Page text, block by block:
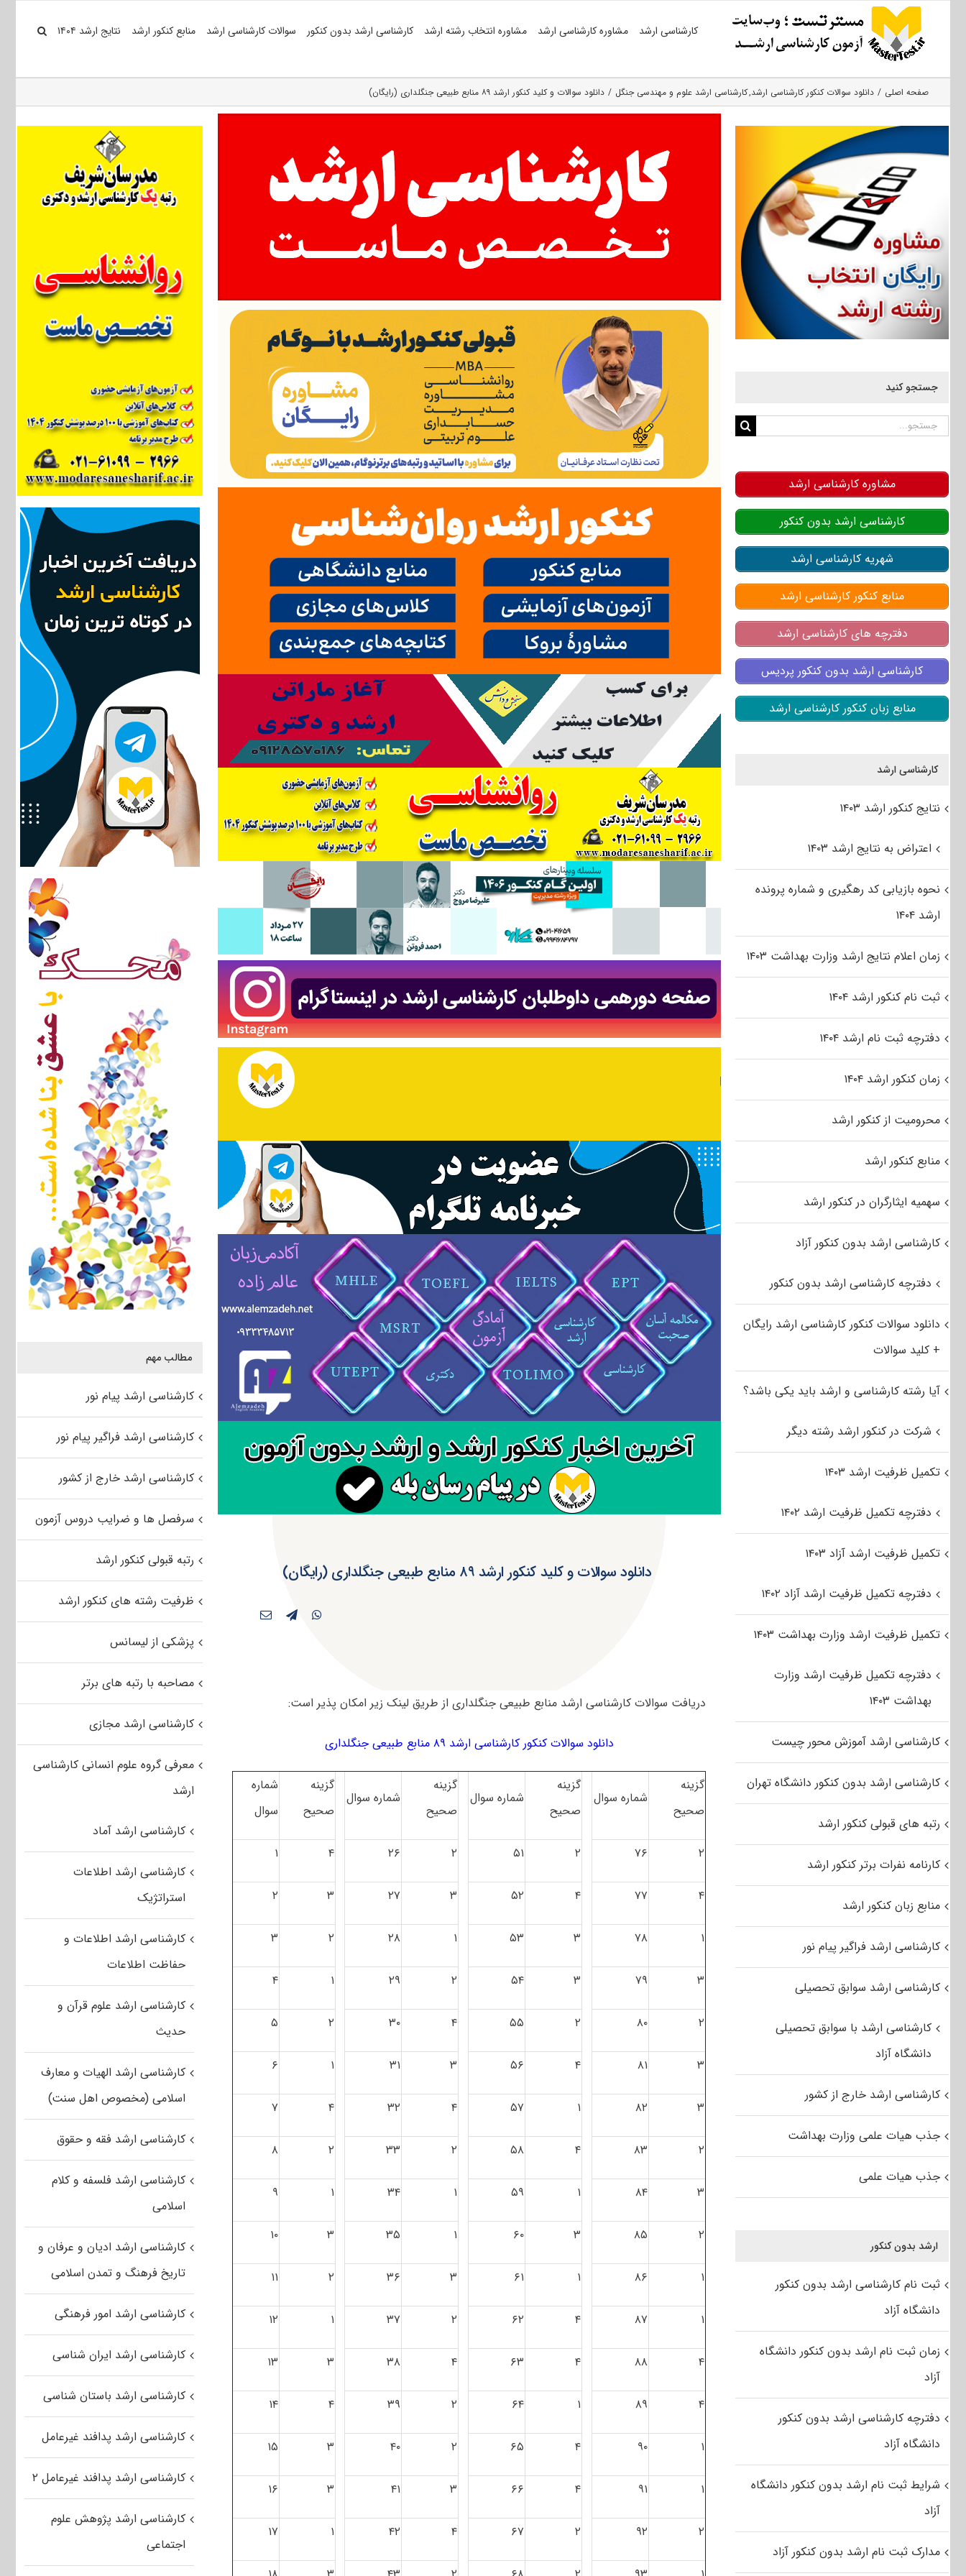
کارشناسی ارشد مشاوره کارشناسی ارشد مشاوره انتخاب رشته ارشد کارشناسی ارشد بدون کنکور سوالات کارشناسی ارشد منابع کنکور ارشد نتایج ارشد ۱۴۰۴
صفحه اصلی دانلود سوالات کنکور کارشناسی ارشد کارشناسی ارشد علوم و مهندسی جنگل دانلود سوالات و کلید کنکور ارشد ۸۹ منابع طبیعی جنگلداری (رایگان)
دانلود سوالات و کلید کنکور ارشد ۸۹ منابع طبیعی جنگلداری (رایگان)
دریافت سوالات کارشناسی ارشد منابع طبیعی جنگلداری از طریق لینک زیر امکان پذیر است:
دانلود سوالات کنکور کارشناسی ارشد ۸۹ منابع طبیعی جنگلداری
گزینه
صحیح
شماره سوال
گزینه
صحیح
شماره سوال
گزینه
صحیح
شماره سوال
گزینه
صحیح
شماره
سوال
۲ ۷۶ ۲ ۵۱ ۲ ۲۶ ۴ ۱
۴ ۷۷ ۴ ۵۲ ۳ ۲۷ ۳ ۲
۱ ۷۸ ۳ ۵۳ ۱ ۲۸ ۲ ۳
۳ ۷۹ ۳ ۵۴ ۲ ۲۹ ۱ ۴
۲ ۸۰ ۲ ۵۵ ۴ ۳۰ ۲ ۵
۳ ۸۱ ۴ ۵۶ ۳ ۳۱ ۱ ۶
۳ ۸۲ ۱ ۵۷ ۴ ۳۲ ۴ ۷
۲ ۸۳ ۴ ۵۸ ۲ ۳۳ ۲ ۸
۳ ۸۴ ۱ ۵۹ ۱ ۳۴ ۱ ۹
۲ ۸۵ ۳ ۶۰ ۱ ۳۵ ۳ ۱۰
۱ ۸۶ ۱ ۶۱ ۳ ۳۶ ۲ ۱۱
۱ ۸۷ ۴ ۶۲ ۲ ۳۷ ۱ ۱۲
۴ ۸۸ ۴ ۶۳ ۴ ۳۸ ۳ ۱۳
۴ ۸۹ ۱ ۶۴ ۲ ۳۹ ۴ ۱۴
۱ ۹۰ ۴ ۶۵ ۲ ۴۰ ۳ ۱۵
۱ ۹۱ ۴ ۶۶ ۳ ۴۱ ۳ ۱۶
۲ ۹۲ ۲ ۶۷ ۴ ۴۲ ۱ ۱۷
مطالب مهم
کارشناسی ارشد پیام نور
کارشناسی ارشد فراگیر پیام نور
کارشناسی ارشد خارج از کشور
سرفصل ها و ضرایب دروس آزمون
رتبه قبولی کنکور ارشد
ظرفیت رشته های کنکور ارشد
پزشکی از لیسانس
مصاحبه با رتبه های برتر
کارشناسی ارشد مجازی
معرفی گروه علوم انسانی کارشناسی
ارشد
کارشناسی ارشد آماد
کارشناسی ارشد اطلاعات
استراتژیک
کارشناسی ارشد اطلاعات و
حفاظت اطلاعات
کارشناسی ارشد علوم قرآن و
حدیث
کارشناسی ارشد الهیات و معارف
اسلامی (مخصوص اهل سنت)
کارشناسی ارشد فقه و حقوق
کارشناسی ارشد فلسفه و کلام
اسلامی
کارشناسی ارشد ادیان و عرفان و
تاریخ فرهنگ و تمدن اسلامی
کارشناسی ارشد امور فرهنگی
کارشناسی ارشد ایران شناسی
کارشناسی ارشد باستان شناسی
کارشناسی ارشد پدافند غیرعامل
کارشناسی ارشد پدافند غیرعامل ۲
کارشناسی ارشد پژوهش علوم
اجتماعی
جستجو کنید
جستجو
مشاوره کارشناسی ارشد
کارشناسی ارشد بدون کنکور
شهریه کارشناسی ارشد
منابع کنکور کارشناسی ارشد
دفترچه های کارشناسی ارشد
کارشناسی ارشد بدون کنکور پردیس
منابع زبان کنکور کارشناسی ارشد
کارشناسی ارشد
نتایج کنکور ارشد ۱۴۰۳
اعتراض به نتایج ارشد ۱۴۰۳
نحوه بازیابی کد رهگیری و شماره پرونده
ارشد ۱۴۰۴
زمان اعلام نتایج ارشد وزارت بهداشت ۱۴۰۳
ثبت نام کنکور ارشد ۱۴۰۴
دفترچه ثبت نام ارشد ۱۴۰۴
زمان کنکور ارشد ۱۴۰۴
محرومیت از کنکور ارشد
منابع کنکور ارشد
سهمیه ایثارگران در کنکور ارشد
کارشناسی ارشد بدون کنکور آزاد
دفترچه کارشناسی ارشد بدون کنکور
دانلود سوالات کنکور کارشناسی ارشد رایگان
+ کلید سوالات
آیا رشته کارشناسی و ارشد باید یکی باشد؟
شرکت در کنکور ارشد رشته دیگر
تکمیل ظرفیت ارشد ۱۴۰۳
دفترچه تکمیل ظرفیت ارشد ۱۴۰۲
تکمیل ظرفیت ارشد آزاد ۱۴۰۳
دفترچه تکمیل ظرفیت ارشد آزاد ۱۴۰۲
تکمیل ظرفیت ارشد وزارت بهداشت ۱۴۰۳
دفترچه تکمیل ظرفیت ارشد وزارت
بهداشت ۱۴۰۳
کارشناسی ارشد آموزش محور چیست
کارشناسی ارشد بدون کنکور دانشگاه تهران
رتبه های قبولی کنکور ارشد
کارنامه نفرات برتر کنکور ارشد
منابع زبان کنکور ارشد
کارشناسی ارشد فراگیر پیام نور
کارشناسی ارشد سوابق تحصیلی
کارشناسی ارشد با سوابق تحصیلی
دانشگاه آزاد
کارشناسی ارشد خارج از کشور
جذب هیات علمی وزارت بهداشت
جذب هیات علمی
ارشد بدون کنکور
ثبت نام کارشناسی ارشد بدون کنکور
دانشگاه آزاد
زمان ثبت نام ارشد بدون کنکور دانشگاه
آزاد
دفترچه کارشناسی ارشد بدون کنکور
دانشگاه آزاد
شرایط ثبت نام ارشد بدون کنکور دانشگاه
آزاد
مدارک ثبت نام ارشد بدون کنکور آزاد